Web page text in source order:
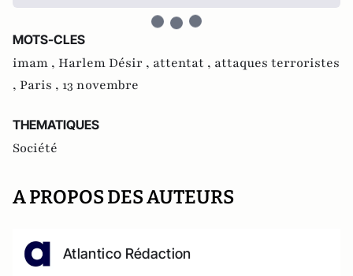
MOTS-CLES
imam , Harlem Désir , attentat , attaques terroristes
, Paris , 13 novembre
THEMATIQUES
Société
A PROPOS DES AUTEURS
Atlantico Rédaction